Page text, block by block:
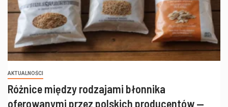
AKTUALNOŚCI
Różnice między rodzajami błonnika
oferowanymi przez polskich producentów —